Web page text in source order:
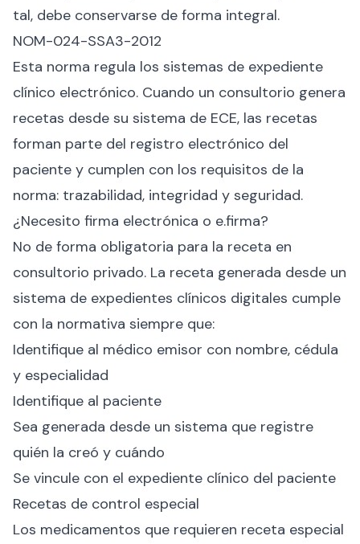
tal, debe conservarse de forma integral.
NOM-024-SSA3-2012
Esta norma regula los sistemas de expediente
clínico electrónico. Cuando un consultorio genera
recetas desde su sistema de ECE, las recetas
forman parte del registro electrónico del
paciente y cumplen con los requisitos de la
norma: trazabilidad, integridad y seguridad.
¿Necesito firma electrónica o e.firma?
No de forma obligatoria para la receta en
consultorio privado. La receta generada desde un
sistema de expedientes clínicos digitales cumple
con la normativa siempre que:
Identifique al médico emisor con nombre, cédula
y especialidad
Identifique al paciente
Sea generada desde un sistema que registre
quién la creó y cuándo
Se vincule con el expediente clínico del paciente
Recetas de control especial
Los medicamentos que requieren receta especial